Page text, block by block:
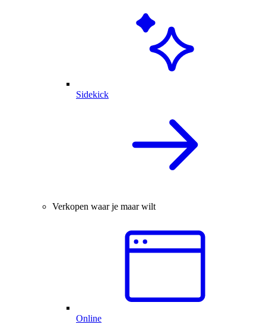
Sidekick
Verkopen waar je maar wilt
Online